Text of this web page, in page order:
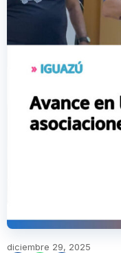
diciembre 29, 2025